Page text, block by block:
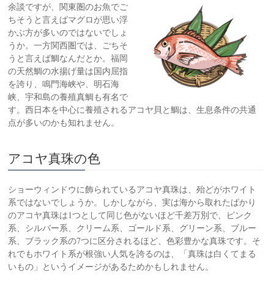
余談ですが、関東圏のお魚でご
ちそうと言えばマグロが思い浮
かぶ方が多いのではないでしょ
うか。一方関西圏では、ごちそ
うと言えば鯛なんだとか。福岡
の天然鯛の水揚げ量は国内屈指
を誇り、鳴門海峡や、明石海
峡、宇和島の養殖真鯛も有名で
す。西日本を中心に養殖されるアコヤ貝と鯛は、生息条件の共通
点が多いのかも知れません。
アコヤ真珠の色
ショーウィンドウに飾られているアコヤ真珠は、殆どがホワイト
系ではないでしょうか。しかしながら、実は海から取れたばかり
のアコヤ真珠は1つとして同じ色がないほど千差万別で、ピンク
系、シルバー系、クリーム系、ゴールド系、グリーン系、ブルー
系、ブラック系の7つに区分されるほど、色彩豊かな真珠です。そ
れでもホワイト系が根強い人気を誇るのは、「真珠は白くてまる
いもの」というイメージがあるためかもしれません。